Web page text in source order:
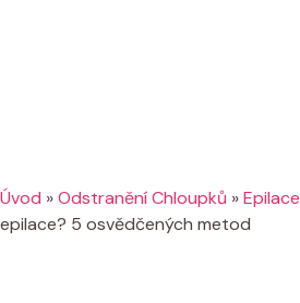
Úvod »Odstranění Chloupků »Epilace
epilace? 5 osvědčených metod